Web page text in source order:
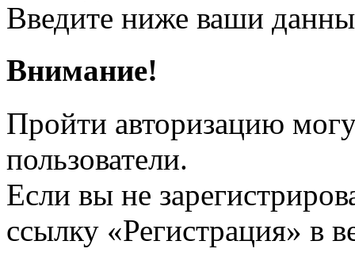
Введите ниже ваши
Внимание!
Пройти авторизацию
пользователи.
Если вы не
ссылку «Регистрация» в